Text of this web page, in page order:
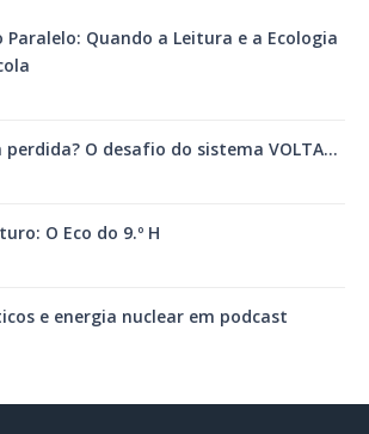
Paralelo: Quando a Leitura e a Ecologia
O desafio do sistema VOLTA…
O Eco do 9.º H
e energia nuclear em podcast